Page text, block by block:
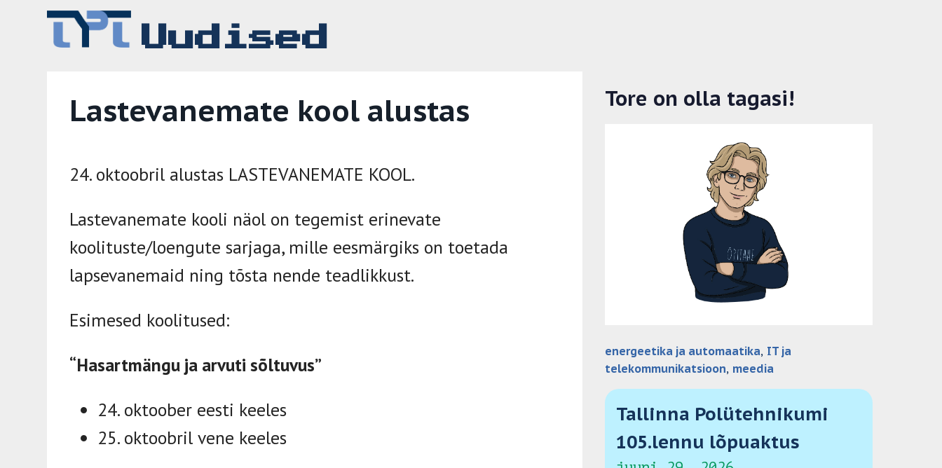
Uudised
Lastevanemate kool alustas
24. oktoobril alustas LASTEVANEMATE KOOL.
Lastevanemate kooli näol on tegemist erinevate
koolituste/loengute sarjaga, mille eesmärgiks on toetada
lapsevanemaid ning tõsta nende teadlikkust.
Esimesed koolitused:
“Hasartmängu ja arvuti sõltuvus”
24. oktoober eesti keeles
25. oktoobril vene keeles
Tore on olla tagasi!
energeetika ja automaatika, IT ja
telekommunikatsioon, meedia
Tallinna Polütehnikumi
105.lennu lõpuaktus